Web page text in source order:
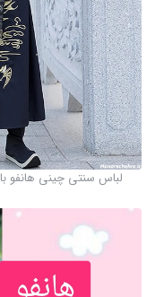
لباس سنتی چینی هانفو